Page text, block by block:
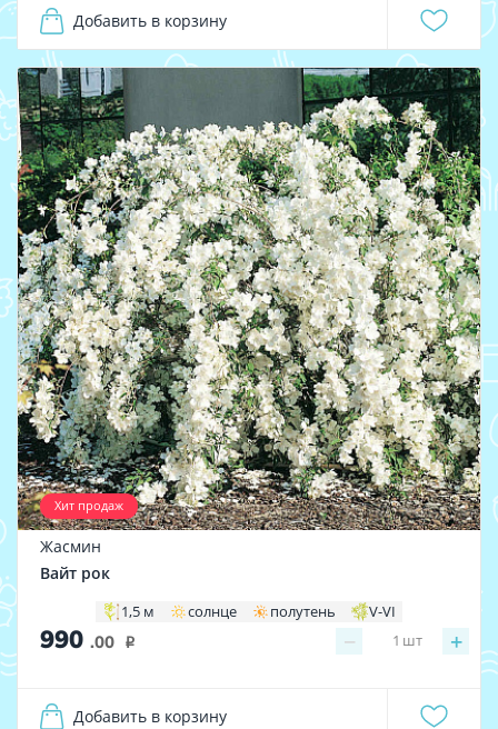
Добавить в корзину
Хит продаж
Жасмин
Вайт рок
1,5 м солнце полутень V-VI
990 .00 i − +
1 шт
Добавить в корзину